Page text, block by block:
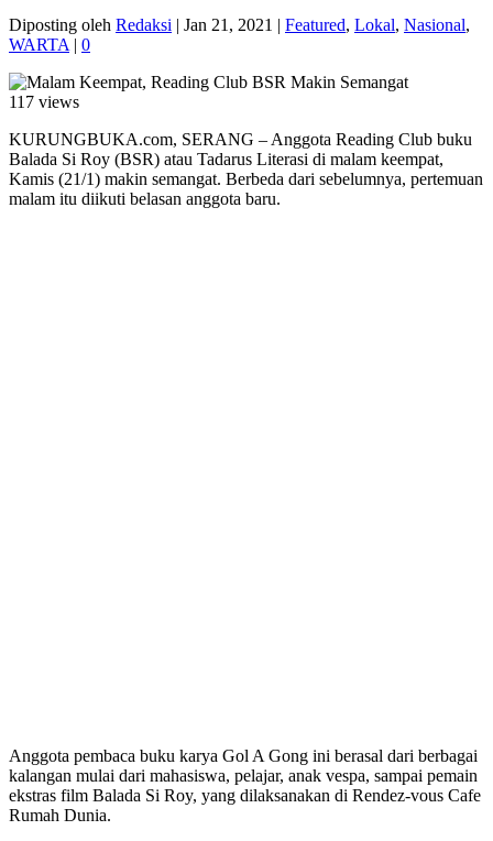
Diposting oleh Redaksi | Jan 21, 2021 | Featured, Lokal, Nasional,
WARTA | 0
117 views
KURUNGBUKA.com, SERANG – Anggota Reading Club buku
Balada Si Roy (BSR) atau Tadarus Literasi di malam keempat,
Kamis (21/1) makin semangat. Berbeda dari sebelumnya, pertemuan
malam itu diikuti belasan anggota baru.
Anggota pembaca buku karya Gol A Gong ini berasal dari berbagai
kalangan mulai dari mahasiswa, pelajar, anak vespa, sampai pemain
ekstras film Balada Si Roy, yang dilaksanakan di Rendez-vous Cafe
Rumah Dunia.